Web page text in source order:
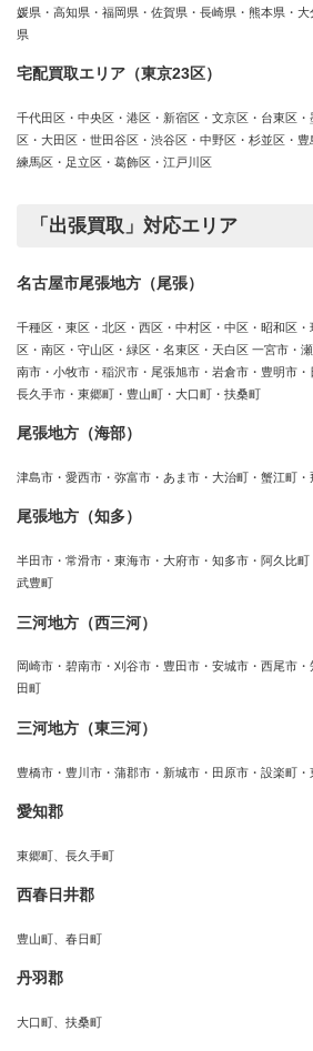
媛県・高知県・福岡県・佐賀県・長崎県・熊本県・
県
宅配買取エリア（東京23区）
千代田区・中央区・港区・新宿区・文京区・台東区
区・大田区・世田谷区・渋谷区・中野区・杉並区・豊
練馬区・足立区・葛飾区・江戸川区
「出張買取」対応エリア
名古屋市尾張地方（尾張）
千種区・東区・北区・西区・中村区・中区・昭和区
区・南区・守山区・緑区・名東区・天白区 一宮市・
南市・小牧市・稲沢市・尾張旭市・岩倉市・豊明市・
長久手市・東郷町・豊山町・大口町・扶桑町
尾張地方（海部）
津島市・愛西市・弥富市・あま市・大治町・蟹江町・
尾張地方（知多）
半田市・常滑市・東海市・大府市・知多市・阿久比町
武豊町
三河地方（西三河）
岡崎市・碧南市・刈谷市・豊田市・安城市・西尾市
田町
三河地方（東三河）
豊橋市・豊川市・蒲郡市・新城市・田原市・設楽町
愛知郡
東郷町、長久手町
西春日井郡
豊山町、春日町
丹羽郡
大口町、扶桑町